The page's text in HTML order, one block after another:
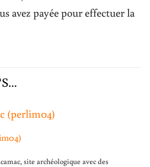
avez payée pour effectuer la
site archéologique avec des